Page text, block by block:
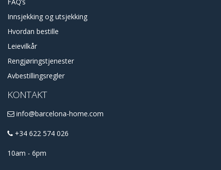
Innsjekking og utsjekking
Hvordan bestille
Leievilkår
Rengjøringstjenester
Avbestillingsregler
KONTAKT
info@barcelona-home.com
+34 622 574 026
10am - 6pm